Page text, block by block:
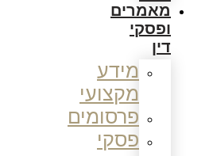
מאמרים
ופסקי
דין
מידע
מקצועי
פרסומים
פסקי